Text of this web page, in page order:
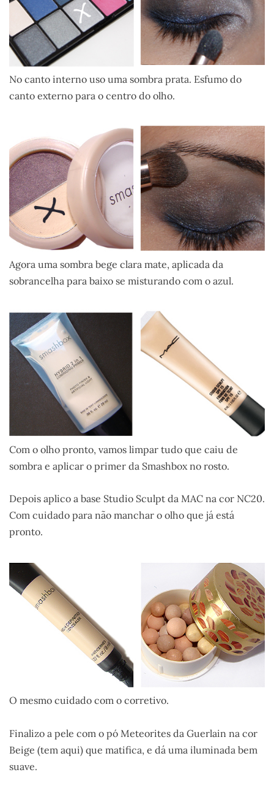
No canto interno uso uma sombra prata. Esfumo do
canto externo para o centro do olho.
Agora uma sombra bege clara mate, aplicada da
sobrancelha para baixo se misturando com o azul.
Com o olho pronto, vamos limpar tudo que caiu de
sombra e aplicar o primer da Smashbox no rosto.
Depois aplico a base Studio Sculpt da MAC na cor NC20.
Com cuidado para não manchar o olho que já está
pronto.
O mesmo cuidado com o corretivo.
Finalizo a pele com o pó Meteorites da Guerlain na cor
Beige (tem aqui) que matifica, e dá uma iluminada bem
suave.